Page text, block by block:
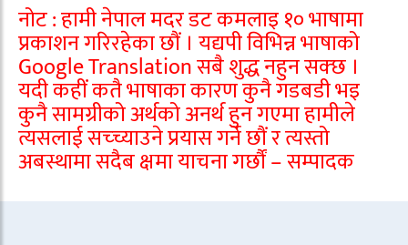
नोट : हामी नेपाल मदर डट कमलाइ १० भाषामा
प्रकाशन गरिरहेका छौं । यद्यपी विभिन्न भाषाको
Google Translation सबै शुद्ध नहुन सक्छ ।
यदी कहीं कतै भाषाका कारण कुनै गडबडी भइ
कुनै सामग्रीको अर्थको अनर्थ हुन गएमा हामीले
त्यसलाई सच्च्याउने प्रयास गर्ने छौं र त्यस्तो
अबस्थामा सदैब क्षमा याचना गर्छौं – सम्पादक